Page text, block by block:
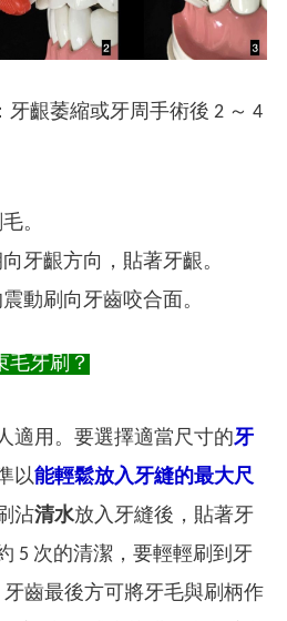
：牙齦萎縮或牙周手術後 2 ～ 4
。
牙齦方向，貼著牙齦。
動刷向牙齒咬合面。
毛牙刷？
適用。要選擇適當尺寸的牙
以能輕鬆放入牙縫的最大尺
沾清水放入牙縫後，貼著牙
5 次的清潔，要輕輕刷到牙
齒最後方可將牙毛與刷柄作